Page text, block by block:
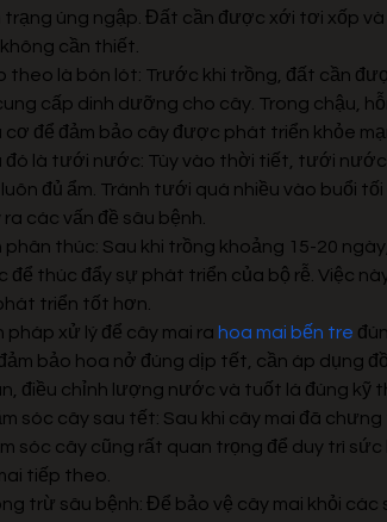
trạng úng ngập. Đất cần được xới tơi xốp
không cần thiết.
theo là bón lót: Trước khi trồng, đất cần
cấp dinh dưỡng cho cây. Trong chậu,
cơ để đảm bảo cây được phát triển khỏe
đó là tưới nước: Tùy vào thời tiết, tưới
đủ ẩm. Tránh tưới quá nhiều vào buổi
ra các vấn đề sâu bệnh.
phân thúc: Sau khi trồng khoảng 15-20
để thúc đẩy sự phát triển của bộ rễ. Việc
triển tốt hơn.
pháp xử lý để cây mai ra hoa mai bến tre
bảo hoa nở đúng dịp tết, cần áp dụng
điều chỉnh lượng nước và tuốt lá đúng kỹ
sóc cây sau tết: Sau khi cây mai đã
sóc cây cũng rất quan trọng để duy trì
tiếp theo.
trừ sâu bệnh: Để bảo vệ cây mai khỏi các